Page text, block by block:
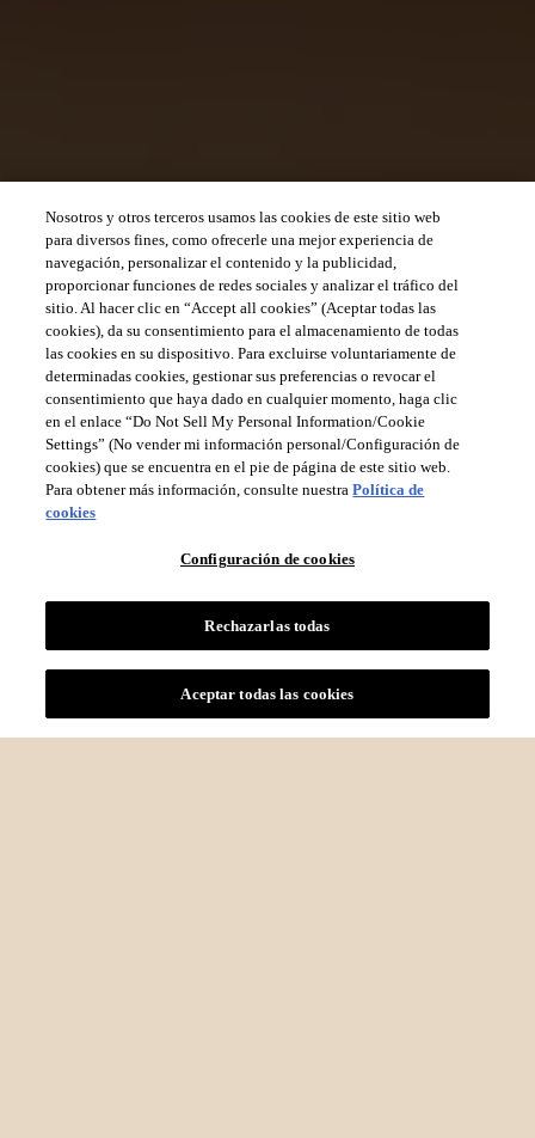
Nosotros y otros terceros usamos las cookies de este sitio web
para diversos fines, como ofrecerle una mejor experiencia de
navegación, personalizar el contenido y la publicidad,
proporcionar funciones de redes sociales y analizar el tráfico del
sitio. Al hacer clic en “Accept all cookies” (Aceptar todas las
cookies), da su consentimiento para el almacenamiento de todas
las cookies en su dispositivo. Para excluirse voluntariamente de
determinadas cookies, gestionar sus preferencias o revocar el
consentimiento que haya dado en cualquier momento, haga clic
en el enlace “Do Not Sell My Personal Information/Cookie
Settings” (No vender mi información personal/Configuración de
cookies) que se encuentra en el pie de página de este sitio web.
Para obtener más información, consulte nuestraPolítica de
cookies
Configuración de cookies
Rechazarlas todas
Aceptar todas las cookies